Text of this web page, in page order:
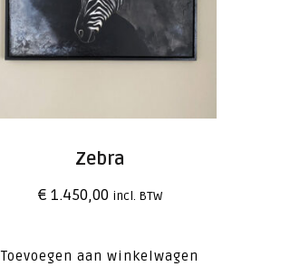
Zebra
€ 1.450,00 incl. BTW
Toevoegen aan winkelwagen